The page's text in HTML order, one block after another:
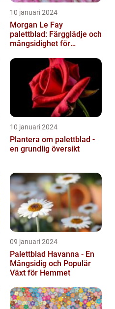
10 januari 2024
Morgan Le Fay
palettblad: Färgglädje och
mångsidighet för
10 januari 2024
Plantera om palettblad -
en grundlig översikt
09 januari 2024
Palettblad Havanna - En
Mångsidig och Populär
Växt för Hemmet